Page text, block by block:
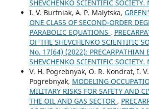
SHEVCHENKO SCIENTIFIC
I. V. Burtniak, A. P. Malytska,
ONE CLASS OF SECOND-ORDER
PARABOLIC EQUATIONS ,
OF THE SHEVCHENKO SCIENTIFIC
No. 17(64) (2022): PRECARPATHIAN
SHEVCHENKO SCIENTIFIC
V. H. Pogrebnyak, O. R. Kondrat, I.
Pogrebnyak, MODELING
MILITARY RISKS FOR SAFETY AND
THE OIL AND GAS SECTOR ,